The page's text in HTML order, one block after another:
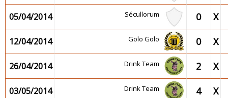
05/04/2014 Sécullorum 0 X
12/04/2014 Golo Golo 0 X
26/04/2014 Drink Team 2 X
03/05/2014 Drink Team 4 X